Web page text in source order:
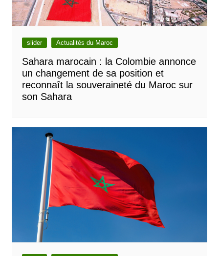
slider Actualités du Maroc
Sahara marocain : la Colombie annonce
un changement de sa position et
reconnaît la souveraineté du Maroc sur
son Sahara